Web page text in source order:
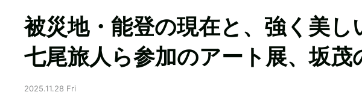
被災地・能登の現在と、強く美し
七尾旅人ら参加のアート展、坂茂
2025.11.28 Fri